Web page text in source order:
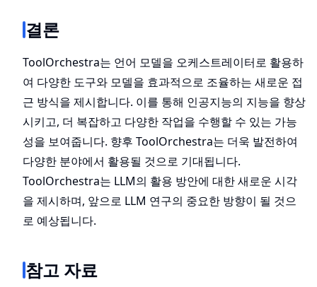
결론
ToolOrchestra는 언어 모델을 오케스트레이터로 활용하
여 다양한 도구와 모델을 효과적으로 조율하는 새로운 접
근 방식을 제시합니다. 이를 통해 인공지능의 지능을 향상
시키고, 더 복잡하고 다양한 작업을 수행할 수 있는 가능
성을 보여줍니다. 향후 ToolOrchestra는 더욱 발전하여
다양한 분야에서 활용될 것으로 기대됩니다.
ToolOrchestra는 LLM의 활용 방안에 대한 새로운 시각
을 제시하며, 앞으로 LLM 연구의 중요한 방향이 될 것으
로 예상됩니다.
참고 자료